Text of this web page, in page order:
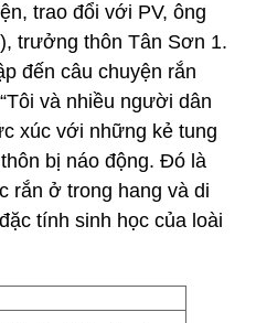
trao đổi với PV, ông
trưởng thôn Tân Sơn 1.
đến câu chuyện rắn
và nhiều người dân
xúc với những kẻ tung
bị náo động. Đó là
rắn ở trong hang và di
tính sinh học của loài